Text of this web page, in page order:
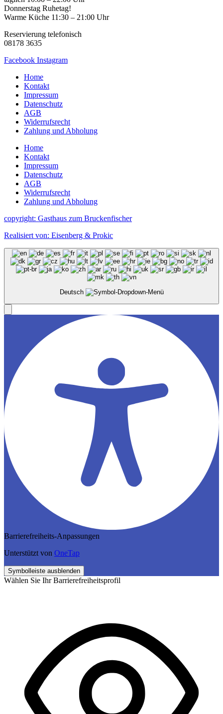
Donnerstag Ruhetag!
Warme Küche 11:30 – 21:00 Uhr
Reservierung telefonisch
08178 3635
Facebook Instagram
Home
Kontakt
Impressum
Datenschutz
AGB
Widerrufsrecht
Zahlung und Abholung
Home
Kontakt
Impressum
Datenschutz
AGB
Widerrufsrecht
Zahlung und Abholung
copyright: Gasthaus zum Bruckenfischer
Realisiert von: Eisenberg & Prokic
Deutsch
Barrierefreiheits-Anpassungen
Unterstützt von OneTap
Symbolleiste ausblenden
Wählen Sie Ihr Barrierefreiheitsprofil